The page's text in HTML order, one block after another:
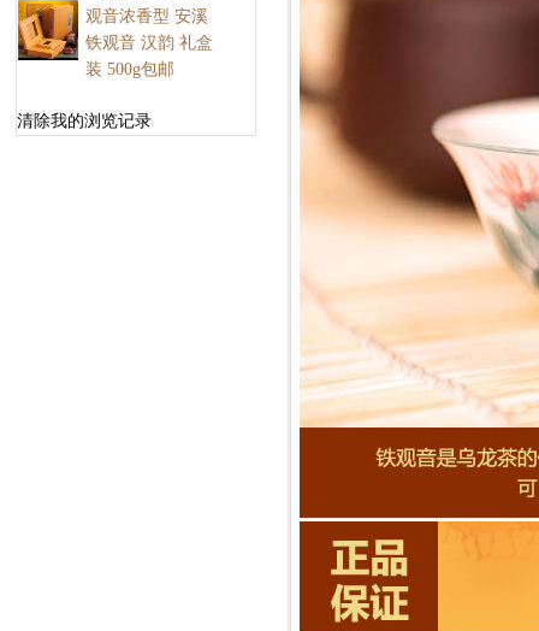
观音浓香型 安溪
铁观音 汉韵 礼盒
装 500g包邮
清除我的浏览记录